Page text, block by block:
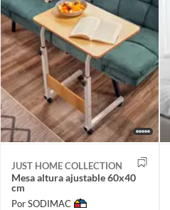
JUST HOME COLLECTION
Mesa altura ajustable 60x40
cm
Por SODIMAC